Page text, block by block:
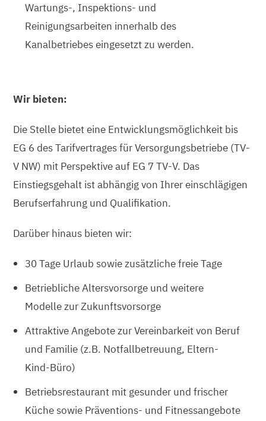
Wartungs-, Inspektions- und
Reinigungsarbeiten innerhalb des
Kanalbetriebes eingesetzt zu werden.
Wir bieten:
Die Stelle bietet eine Entwicklungsmöglichkeit bis
EG 6 des Tarifvertrages für Versorgungsbetriebe (TV-
V NW) mit Perspektive auf EG 7 TV-V. Das
Einstiegsgehalt ist abhängig von Ihrer einschlägigen
Berufserfahrung und Qualifikation.
Darüber hinaus bieten wir:
30 Tage Urlaub sowie zusätzliche freie Tage
Betriebliche Altersvorsorge und weitere
Modelle zur Zukunftsvorsorge
Attraktive Angebote zur Vereinbarkeit von Beruf
und Familie (z.B. Notfallbetreuung, Eltern-
Kind-Büro)
Betriebsrestaurant mit gesunder und frischer
Küche sowie Präventions- und Fitnessangebote